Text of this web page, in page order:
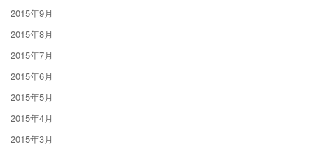
2015年9月
2015年8月
2015年7月
2015年6月
2015年5月
2015年4月
2015年3月